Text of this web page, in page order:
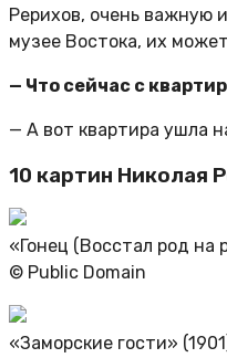
Рерихов, очень важную
музее Востока, их
— Что сейчас с
— А вот квартира ушла
10 картин Николая
«Гонец (Восстал род на
© Public Domain
«Заморские гости»